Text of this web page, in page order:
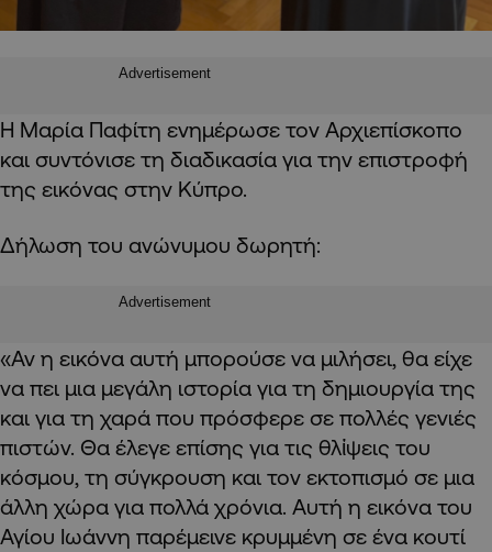
Advertisement
Η Μαρία Παφίτη ενημέρωσε τον Αρχιεπίσκοπο
και συντόνισε τη διαδικασία για την επιστροφή
της εικόνας στην Κύπρο.
Δήλωση του ανώνυμου δωρητή:
Advertisement
«Αν η εικόνα αυτή μπορούσε να μιλήσει, θα είχε
να πει μια μεγάλη ιστορία για τη δημιουργία της
και για τη χαρά που πρόσφερε σε πολλές γενιές
πιστών. Θα έλεγε επίσης για τις θλἰψεις του
κόσμου, τη σύγκρουση και τον εκτοπισμό σε μια
άλλη χώρα για πολλά χρόνια. Αυτή η εικόνα του
Αγίου Ιωάννη παρέμεινε κρυμμένη σε ένα κουτί